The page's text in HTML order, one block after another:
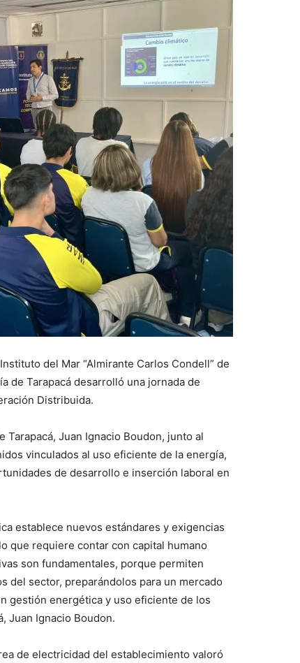
del Mar “Almirante Carlos Condell” de
de Tarapacá desarrolló una jornada de
Distribuida.
Juan Ignacio Boudon, junto al
vinculados al uso eficiente de la energía,
de desarrollo e inserción laboral en
establece nuevos estándares y exigencias
que requiere contar con capital humano
son fundamentales, porque permiten
del sector, preparándolos para un mercado
gestión energética y uso eficiente de los
Juan Ignacio Boudon.
de electricidad del establecimiento valoró